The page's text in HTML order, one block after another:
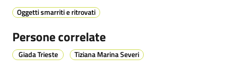
M
e
t
o
Oggetti smarriti e ritrovati
Persone correlate
Giada Trieste Tiziana Marina Severi